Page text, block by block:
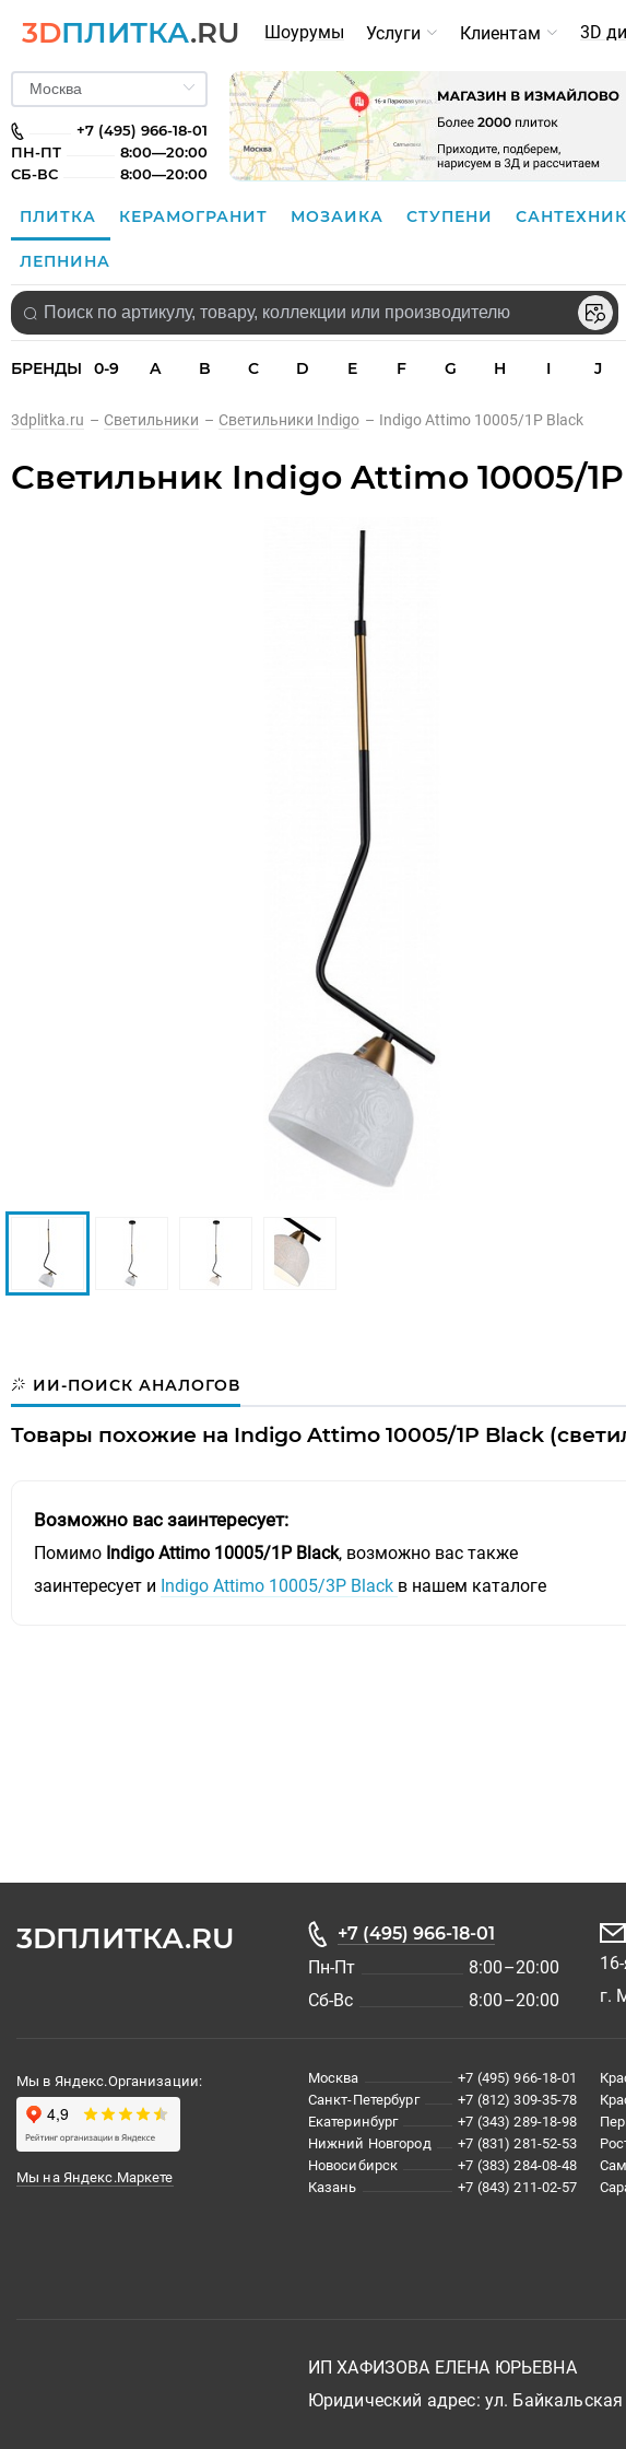
3DПЛИТКА.RU Шоурумы Услуги Клиентам 3D
+7 (495) 966-18-01
ПН-ПТ
8:00—20:00
СБ-ВС
8:00—20:00
ПЛИТКА КЕРАМОГРАНИТ МОЗАИКА СТУПЕНИ
ЛЕПНИНА
БРЕНДЫ 0-9 A B C D E F G H I J
3dplitka.ru – Светильники – Светильники Indigo – Indigo Attimo 10005/1P Black
Светильник Indigo Attimo 10005/
ИИ-ПОИСК АНАЛОГОВ
Товары похожие на Indigo Attimo 10005/1P Black
Возможно вас заинтересует:
Помимо Indigo Attimo 10005/1P Black, возможно вас также
заинтересует и Indigo Attimo 10005/3P Black в нашем каталоге
3DПЛИТКА.RU
+7 (495) 966-18-01
Пн-Пт
8:00–20:00
Сб-Вс
8:00–20:00
г.
Мы в Яндекс.Организации:
Мы на Яндекс.Маркете
Москва
+7 (495) 966-18-01
Санкт-Петербург
+7 (812) 309-35-78
Екатеринбург
+7 (343) 289-18-98
Нижний Новгород
+7 (831) 281-52-53
Новосибирск
+7 (383) 284-08-48
Казань
+7 (843) 211-02-57
ИП ХАФИЗОВА ЕЛЕНА ЮРЬЕВНА
Юридический адрес: ул.